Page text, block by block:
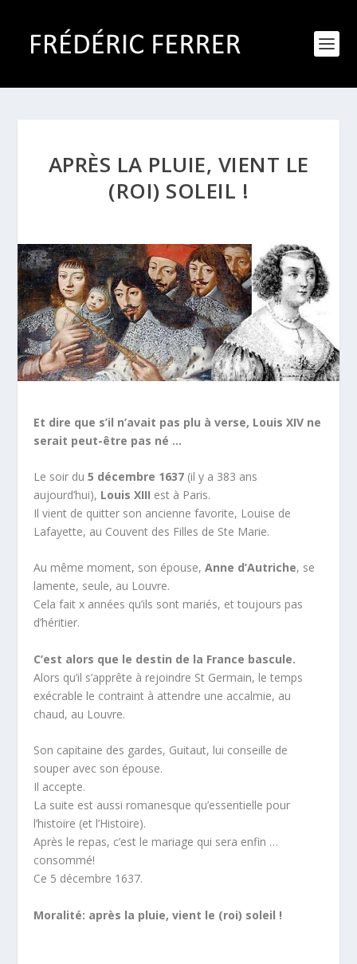
APRÈS LA PLUIE, VIENT LE
(ROI) SOLEIL !
Et dire que s’il n’avait pas plu à verse, Louis XIV ne
serait peut-être pas né …
Le soir du5 décembre 1637 (il y a 383 ans
aujourd’hui), Louis XIII est à Paris.
Il vient de quitter son ancienne favorite, Louise de
Lafayette, au Couvent des Filles de Ste Marie.
Au même moment, son épouse,Anne d’Autriche, se
lamente, seule, au Louvre.
Cela fait x années qu’ils sont mariés, et toujours pas
d’héritier.
C’est alors que le destin de la France bascule.
Alors qu’il s’apprête à rejoindre St Germain, le temps
exécrable le contraint à attendre une accalmie, au
chaud, au Louvre.
Son capitaine des gardes, Guitaut, lui conseille de
souper avec son épouse.
Il accepte.
La suite est aussi romanesque qu’essentielle pour
l’histoire (et l’Histoire).
Après le repas, c’est le mariage qui sera enfin …
consommé!
Ce 5 décembre 1637.
Moralité: après la pluie, vient le (roi) soleil !